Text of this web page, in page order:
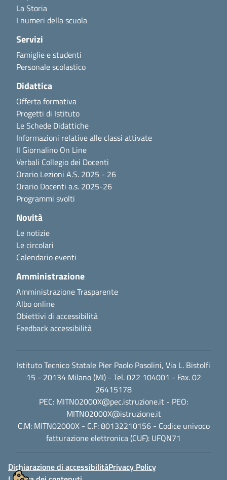
La Storia
I numeri della scuola
Servizi
Famiglie e studenti
Personale scolastico
Didattica
Offerta formativa
Progetti di Istituto
Le Schede Didattiche
Informazioni relative alle classi attivate
Il Giornalino On Line
Verbali Collegio dei Docenti
Orario Lezioni A.S. 2025 - 26
Orario Docenti a.s. 2025-26
Programmi svolti
Novità
Le notizie
Le circolari
Calendario eventi
Amministrazione
Amministrazione Trasparente
Albo online
Obiettivi di accessibilità
Feedback accessibilità
Istituto Tecnico Statale Pier Paolo Pasolini, Via L. Bistolfi
15 - 20134 Milano (MI) - Tel. 022 104001 - Fax. 02
26415178
PEC: MITN02000X@pec.istruzione.it - PEO:
MITN02000X@istruzione.it
C.M: MITN02000X - C.F: 80132210156 - Codice univoco
fatturazione elettronica (CUF): UFQN71
Dichiarazione di accessibilitàPrivacy Policy